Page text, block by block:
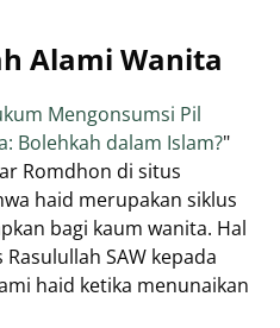
Alami Wanita
Mengonsumsi Pil
Bolehkah dalam Islam?"
Romdhon di situs
haid merupakan siklus
bagi kaum wanita. Hal
SAW kepada
haid ketika menunaikan